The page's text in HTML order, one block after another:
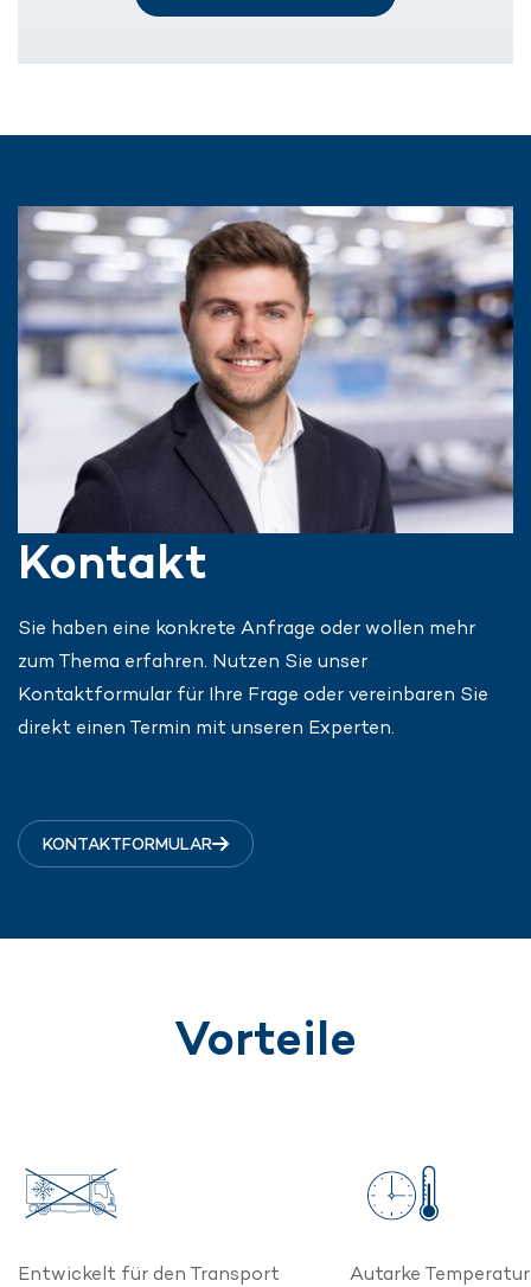
Kontakt
Sie haben eine konkrete Anfrage oder wollen mehr
zum Thema erfahren. Nutzen Sie unser
Kontaktformular für Ihre Frage oder vereinbaren Sie
direkt einen Termin mit unseren Experten.
KONTAKTFORMULAR
Vorteile
Entwickelt für den Transport
Autarke